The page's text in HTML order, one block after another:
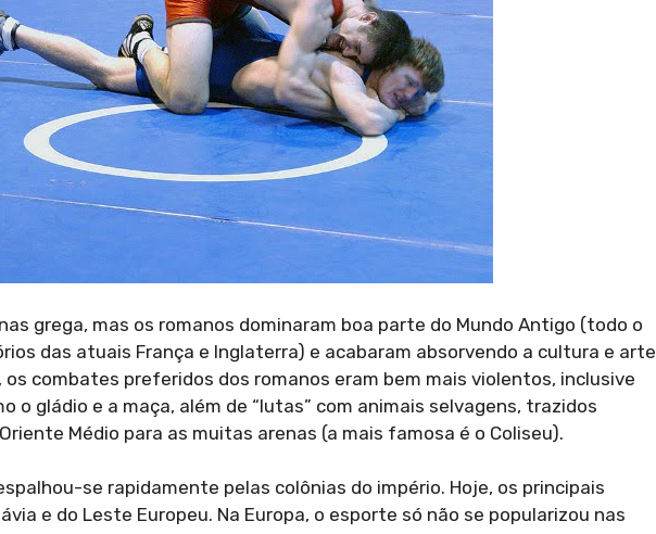
grega, mas os romanos dominaram boa parte do Mundo Antigo (todo o
das atuais França e Inglaterra) e acabaram absorvendo a cultura e arte
os combates preferidos dos romanos eram bem mais violentos, inclusive
o gládio e a maça, além de “lutas” com animais selvagens, trazidos
Médio para as muitas arenas (a mais famosa é o Coliseu).
se rapidamente pelas colônias do império. Hoje, os principais
e do Leste Europeu. Na Europa, o esporte só não se popularizou nas